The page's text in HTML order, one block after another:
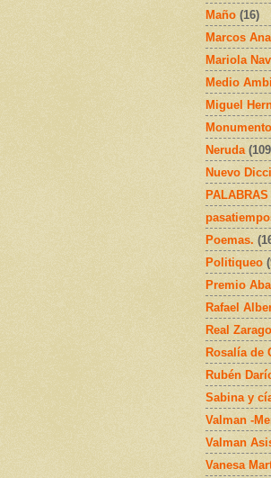
Maño (16)
Marcos Ana
Mariola
Medio
Miguel
Neruda
Nuevo
Poemas.
Politiqueo
Premio
Rafael
Real
Rosalía de
Rubén
Sabina y
Valman -
Valman
Vanesa